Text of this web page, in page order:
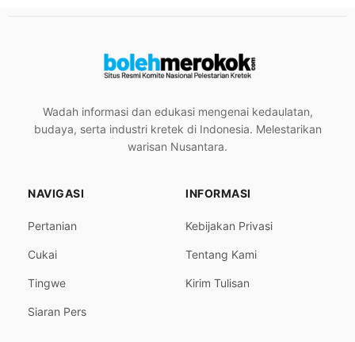
Wadah informasi dan edukasi mengenai kedaulatan,
budaya, serta industri kretek di Indonesia. Melestarikan
warisan Nusantara.
NAVIGASI
Pertanian
Cukai
Tingwe
Siaran Pers
INFORMASI
Kebijakan Privasi
Tentang Kami
Kirim Tulisan